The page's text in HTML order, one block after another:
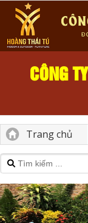
CÔNG
Trang chủ